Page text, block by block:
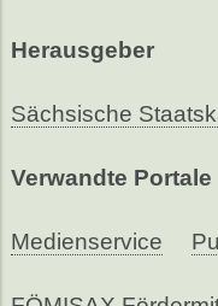
Herausgeber
Sächsische
Verwandte Portale
Medienservice